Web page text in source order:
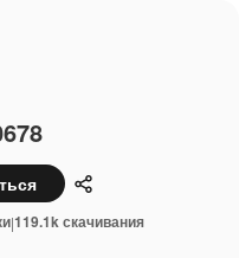
Поделиться
|119.1k скачивания